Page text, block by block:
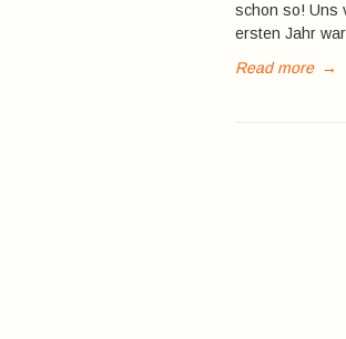
schon so! Uns
ersten Jahr
Read more →